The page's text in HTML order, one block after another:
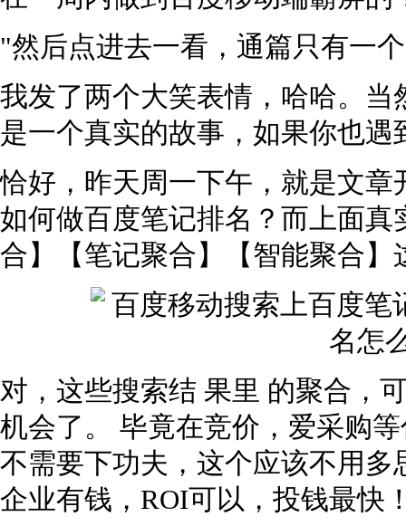
"然后点进去一看，通篇只有一
我发了两个大笑表情，哈哈。
是一个真实的故事，如果你也
恰好，昨天周一下午，就是文
如何做百度笔记排名？而上面
合】【笔记聚合】【智能聚合】
对，这些搜索结 果里 的聚合，
机会了。 毕竟在竞价，爱采购
不需要下功夫，这个应该不用
企业有钱，ROI可以，投钱最快